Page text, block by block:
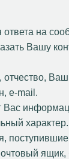
ответа на
Вашу
e-mail.
Вас
характер.
ящик,